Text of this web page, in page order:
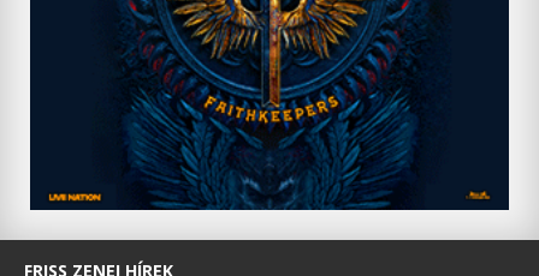
FRISS ZENEI HÍREK